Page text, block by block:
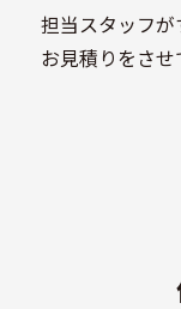
担当スタッフが
お見積りをさせ